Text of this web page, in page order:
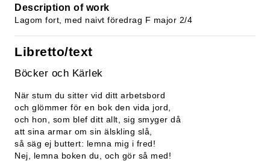
Description of work
Lagom fort, med naivt föredrag F major 2/4
Libretto/text
Böcker och Kärlek
När stum du sitter vid ditt arbetsbord
och glömmer för en bok den vida jord,
och hon, som blef ditt allt, sig smyger då
att sina armar om sin älskling slå,
så säg ej buttert: lemna mig i fred!
Nej, lemna boken du, och gör så med!